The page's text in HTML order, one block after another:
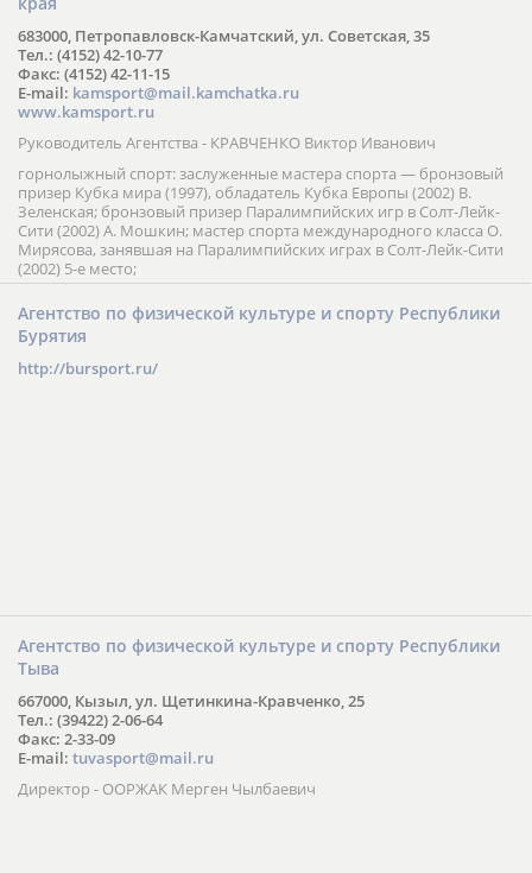
683000, Петропавловск-Камчатский, ул. Советская, 35
Тел.: (4152) 42-10-77
Факс: (4152) 42-11-15
E-mail: kamsport@mail.kamchatka.ru
www.kamsport.ru
Руководитель Агентства - КРАВЧЕНКО Виктор Иванович
горнолыжный спорт: заслуженные мастера спорта — бронзовый
призер Кубка мира (1997), обладатель Кубка Европы (2002) В.
Зеленская; бронзовый призер Паралимпийских игр в Солт-Лейк-
Сити (2002) А. Мошкин; мастер спорта международного класса О.
Мирясова, занявшая на Паралимпийских играх в Солт-Лейк-Сити
(2002) 5-е место;
Агентство по физической культуре и спорту Республики
Бурятия
http://bursport.ru/
Агентство по физической культуре и спорту Республики
Тыва
667000, Кызыл, ул. Щетинкина-Кравченко, 25
Тел.: (39422) 2-06-64
Факс: 2-33-09
E-mail: tuvasport@mail.ru
Директор - ООРЖАК Мерген Чылбаевич